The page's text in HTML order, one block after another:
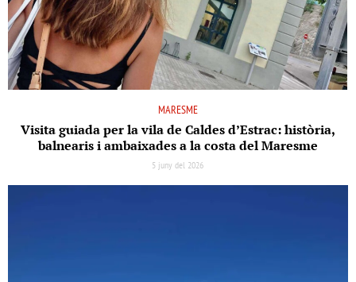
MARESME
Visita guiada per la vila de Caldes d’Estrac: història,
balnearis i ambaixades a la costa del Maresme
5 juny del 2026